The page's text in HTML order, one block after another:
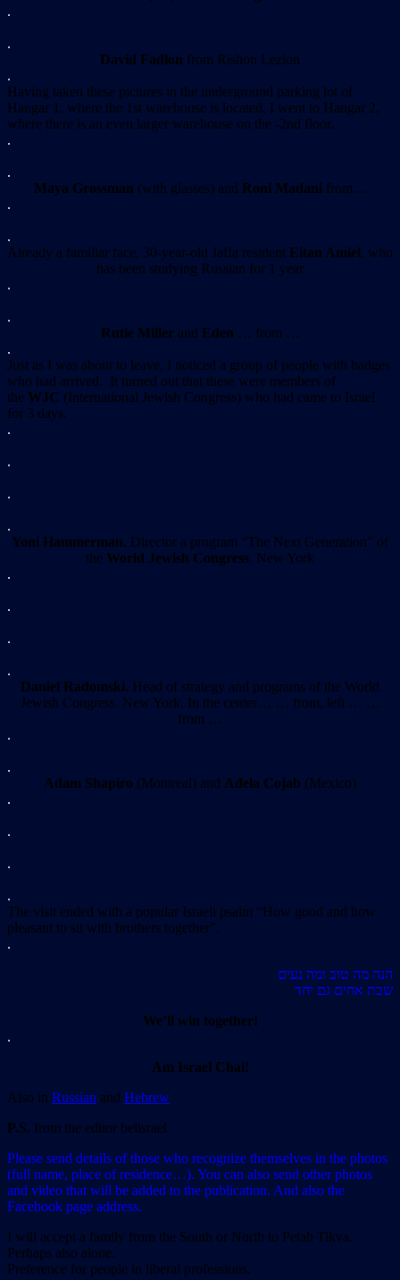
.
.
David Fadlon from Rishon Lezion
.
Having taken these pictures in the underground parking lot of
Hangar 1, where the 1st warehouse is located, I went to Hangar 2,
where there is an even larger warehouse on the -2nd floor.
.
.
Maya Grossman (with glasses) and Roni Madani from…
.
.
Already a familiar face, 30-year-old Jaffa resident Eitan Amiel, who
has been studying Russian for 1 year
.
.
Rutie Millerand Eden … from …
.
Just as I was about to leave, I noticed a group of people with badges
who had arrived. It turned out that these were members of
the WJC (International Jewish Congress) who had came to Israel
for 3 days.
.
.
.
.
Yoni Hammerman. Director a program “The Next Generation” of
the World Jewish Congress. New York
.
.
.
.
Daniel Radomski. Head of strategy and programs of the World
Jewish Congress. New York. In the center… … from, left … …
from …
.
.
Adam Shapiro (Montreal) and Adela Cojab (Mexico)
.
.
.
.
The visit ended with a popular Israeli psalm “How good and how
pleasant to sit with brothers together”.
.
הנה מה טוב ומה נעים
שבת אחים גם יחד
We’ll win together!
.
Am Israel Chai!
Also in Russian and Hebrew
P.S. from the editor belisrael
Please send details of those who recognize themselves in the photos
(full name, place of residence…). You can also send other photos
and video that will be added to the publication. And also the
Facebook page address.
I will accept a family from the South or North to Petah Tikva.
Perhaps also alone.
Preference for people in liberal professions.